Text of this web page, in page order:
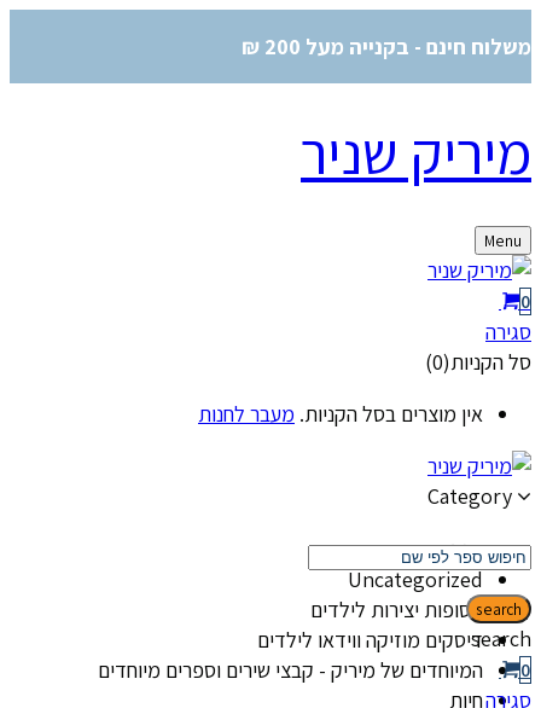
משלוח חינם - בקנייה מעל 200 ₪
מיריק שניר
Menu
0
סגירה
סל הקניות(0)
אין מוצרים בסל הקניות. מעבר לחנות
Category
קטגוריות
Uncategorized
אסופות יצירות לילדים
דיסקים מוזיקה ווידאו לילדים
המיוחדים של מיריק - קבצי שירים וספרים מיוחדים
חיות
search
search
0
סגירה